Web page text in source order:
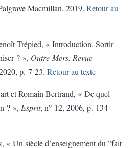
Macmillan, 2019. Retour au
Trépied, « Introduction. Sortir
? », Outre-Mers. Revue
p. 7-23. Retour au texte
et Romain Bertrand, « De quel
? », Esprit, n° 12, 2006, p. 134-
« Un siècle d’enseignement du ”fait